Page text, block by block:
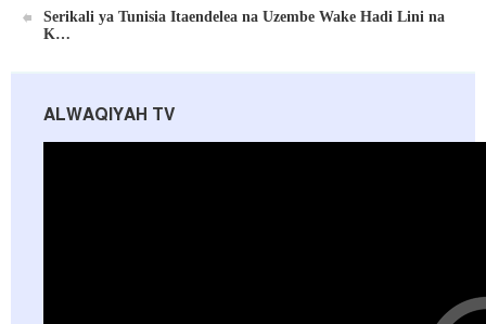
Serikali ya Tunisia Itaendelea na Uzembe Wake Hadi Lini na
K…
ALWAQIYAH TV